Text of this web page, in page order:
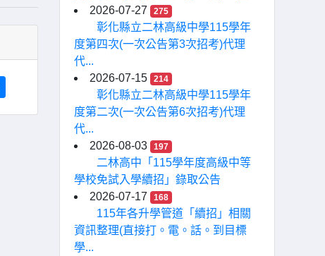
2026-07-27
275
彰化縣立二林高級中學115學年
度第四次(一次公告第3次招考)代理
代...
2026-07-15
214
彰化縣立二林高級中學115學年
度第二次(一次公告第6次招考)代理
代...
2026-08-03
197
二林高中「115學年度高級中等
學校免試入學續招」錄取公告
2026-07-17
168
115年各升學管道「續招」相關
資訊整理(直接打。電。話。到目標
學...